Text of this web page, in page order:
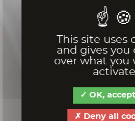
This site uses
and gives you
over what you
activate
OK, accept
Deny all